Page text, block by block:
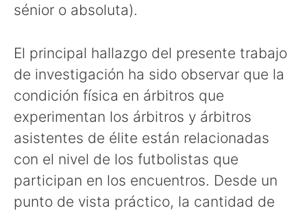
sénior o absoluta).
El principal hallazgo del presente trabajo
de investigación ha sido observar que la
condición física en árbitros que
experimentan los árbitros y árbitros
asistentes de élite están relacionadas
con el nivel de los futbolistas que
participan en los encuentros. Desde un
punto de vista práctico, la cantidad de